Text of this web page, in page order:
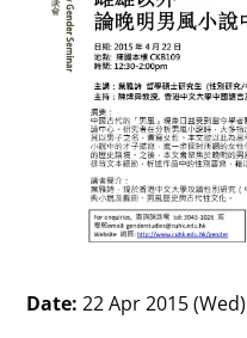
Date: 22 Apr 2015 (Wed)